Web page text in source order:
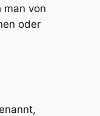
man von
oder